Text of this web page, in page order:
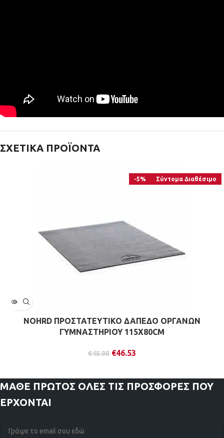
ΣΧΕΤΙΚΆ ΠΡΟΪΌΝΤΑ
-5% Σύντομα Διαθέσιμο
NOHRD ΠΡΟΣΤΑΤΕΥΤΙΚΟ ΔΑΠΕΔΟ ΟΡΓΑΝΩΝ
ΓΥΜΝΑΣΤΗΡΙΟΥ 115Χ80CM
€48.98 €46.53
ΜΑΘΕ ΠΡΩΤΟΣ ΟΛΕΣ ΤΙΣ ΠΡΟΣΦΟΡΕΣ ΠΟΥ
ΕΡΧΟΝΤΑΙ